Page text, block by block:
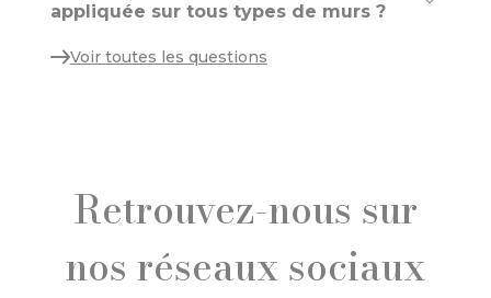
appliquée sur tous types de murs ?
Voir toutes les questions
Retrouvez-nous sur
nos réseaux sociaux